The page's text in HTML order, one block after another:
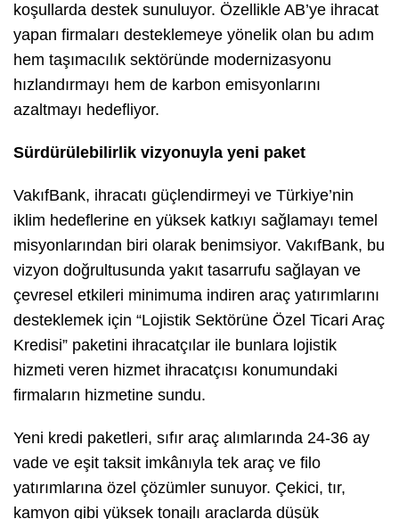
koşullarda destek sunuluyor. Özellikle AB’ye ihracat
yapan firmaları desteklemeye yönelik olan bu adım
hem taşımacılık sektöründe modernizasyonu
hızlandırmayı hem de karbon emisyonlarını
azaltmayı hedefliyor.
Sürdürülebilirlik vizyonuyla yeni paket
VakıfBank, ihracatı güçlendirmeyi ve Türkiye’nin
iklim hedeflerine en yüksek katkıyı sağlamayı temel
misyonlarından biri olarak benimsiyor. VakıfBank, bu
vizyon doğrultusunda yakıt tasarrufu sağlayan ve
çevresel etkileri minimuma indiren araç yatırımlarını
desteklemek için “Lojistik Sektörüne Özel Ticari Araç
Kredisi” paketini ihracatçılar ile bunlara lojistik
hizmeti veren hizmet ihracatçısı konumundaki
firmaların hizmetine sundu.
Yeni kredi paketleri, sıfır araç alımlarında 24-36 ay
vade ve eşit taksit imkânıyla tek araç ve filo
yatırımlarına özel çözümler sunuyor. Çekici, tır,
kamyon gibi yüksek tonajlı araçlarda düşük